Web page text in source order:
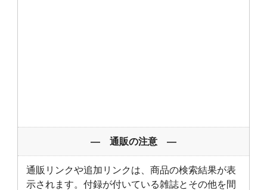
― 通販の注意 ―
通販リンクや追加リンクは、商品の検索結果が表
示されます。付録が付いている雑誌とその他を間